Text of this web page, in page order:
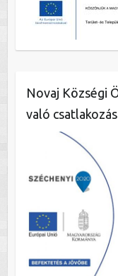
Novaj Községi
való